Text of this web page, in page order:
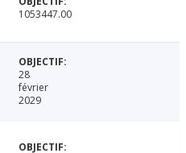
1053447.00
28
février
2029